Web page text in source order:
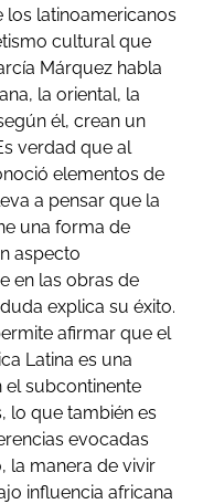
latinoamericanos
cultural que
Márquez habla
la oriental, la
él, crean un
verdad que al
elementos de
a pensar que la
una forma de
aspecto
en las obras de
explica su éxito.
afirmar que el
Latina es una
el subcontinente
lo que también es
evocadas
la manera de vivir
influencia africana